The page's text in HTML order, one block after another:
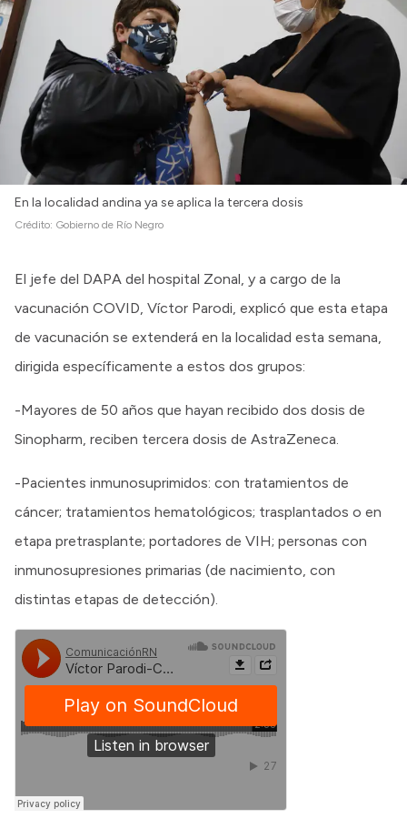
En la localidad andina ya se aplica la tercera dosis
Crédito: Gobierno de Río Negro
El jefe del DAPA del hospital Zonal, y a cargo de la
vacunación COVID, Víctor Parodi, explicó que esta etapa
de vacunación se extenderá en la localidad esta semana,
dirigida específicamente a estos dos grupos:
-Mayores de 50 años que hayan recibido dos dosis de
Sinopharm, reciben tercera dosis de AstraZeneca.
-Pacientes inmunosuprimidos: con tratamientos de
cáncer; tratamientos hematológicos; trasplantados o en
etapa pretrasplante; portadores de VIH; personas con
inmunosupresiones primarias (de nacimiento, con
distintas etapas de detección).